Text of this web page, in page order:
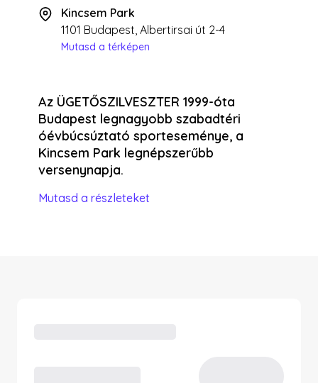
Kincsem Park
1101 Budapest, Albertirsai út 2-4
Mutasd a térképen
Az ÜGETŐSZILVESZTER 1999-óta
Budapest legnagyobb szabadtéri
óévbúcsúztató sporteseménye, a
Kincsem Park legnépszerűbb
versenynapja.
Mutasd a részleteket